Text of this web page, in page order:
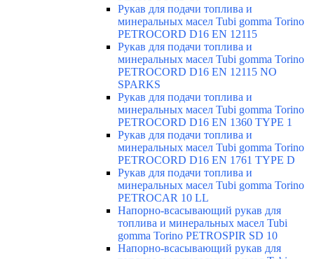
Рукав для подачи топлива и
минеральных масел Tubi gomma Torino
PETROCORD D16 EN 12115
Рукав для подачи топлива и
минеральных масел Tubi gomma Torino
PETROCORD D16 EN 12115 NO
SPARKS
Рукав для подачи топлива и
минеральных масел Tubi gomma Torino
PETROCORD D16 EN 1360 TYPE 1
Рукав для подачи топлива и
минеральных масел Tubi gomma Torino
PETROCORD D16 EN 1761 TYPE D
Рукав для подачи топлива и
минеральных масел Tubi gomma Torino
PETROCAR 10 LL
Напорно-всасывающий рукав для
топлива и минеральных масел Tubi
gomma Torino PETROSPIR SD 10
Напорно-всасывающий рукав для